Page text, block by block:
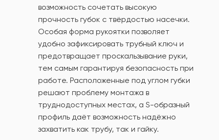
возможность сочетать высокую
прочность губок с твёрдостью насечки.
Особая форма рукоятки позволяет
удобно зафиксировать трубный ключ и
предотвращает проскальзывание руки,
тем самым гарантируя безопасность при
работе. Расположенные под углом губки
решают проблему монтажа в
труднодоступных местах, а S-образный
профиль даёт возможность надёжно
захватить как трубу, так и гайку.